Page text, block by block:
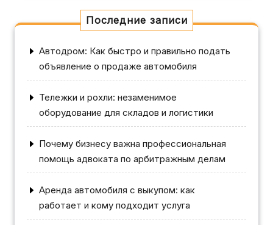
Последние записи
Автодром: Как быстро и правильно подать
объявление о продаже автомобиля
Тележки и рохли: незаменимое
оборудование для складов и логистики
Почему бизнесу важна профессиональная
помощь адвоката по арбитражным делам
Аренда автомобиля с выкупом: как
работает и кому подходит услуга